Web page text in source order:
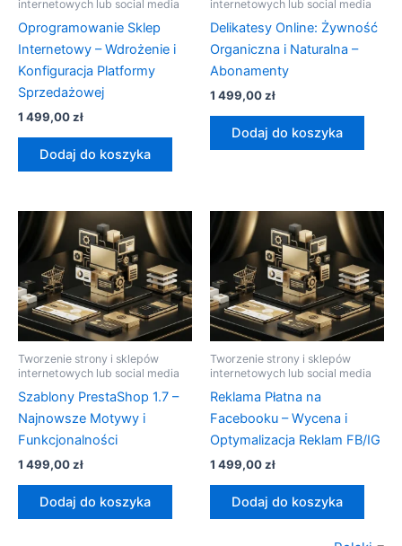
internetowych lub social media
Oprogramowanie Sklep
Internetowy – Wdrożenie i
Konfiguracja Platformy
Sprzedażowej
1 499,00zł
Dodaj do koszyka
internetowych lub social media
Delikatesy Online: Żywność
Organiczna i Naturalna –
Abonamenty
1 499,00zł
Dodaj do koszyka
Tworzenie strony i sklepów
internetowych lub social media
Szablony PrestaShop 1.7 –
Najnowsze Motywy i
Funkcjonalności
1 499,00zł
Dodaj do koszyka
Tworzenie strony i sklepów
internetowych lub social media
Reklama Płatna na
Facebooku – Wycena i
Optymalizacja Reklam FB/IG
1 499,00zł
Dodaj do koszyka